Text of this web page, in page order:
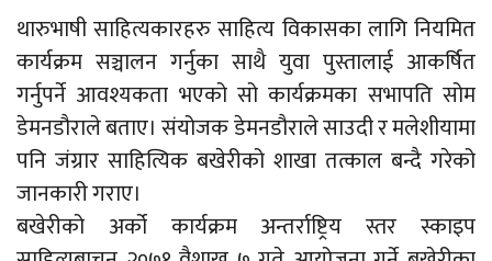
थारुभाषी साहित्यकारहरु साहित्य विकासका लागि नियमित
कार्यक्रम सञ्चालन गर्नुका साथै युवा पुस्तालाई आकर्षित
गर्नुपर्ने आवश्यकता भएको सो कार्यक्रमका सभापति सोम
डेमनडौराले बताए। संयोजक डेमनडौराले साउदी र मलेशीयामा
पनि जंग्रार साहित्यिक बखेरीको शाखा तत्काल बन्दै गरेको
जानकारी गराए।
बखेरीको अर्को कार्यक्रम अन्तर्राष्ट्रिय स्तर स्काइप